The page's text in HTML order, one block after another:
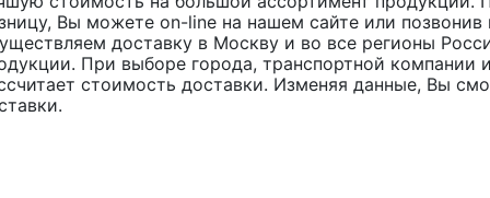
Вы можете on-line на нашем сайте или позвонив
доставку в Москву и во все регионы
При выборе города, транспортной компании
стоимость доставки. Изменяя данные, Вы